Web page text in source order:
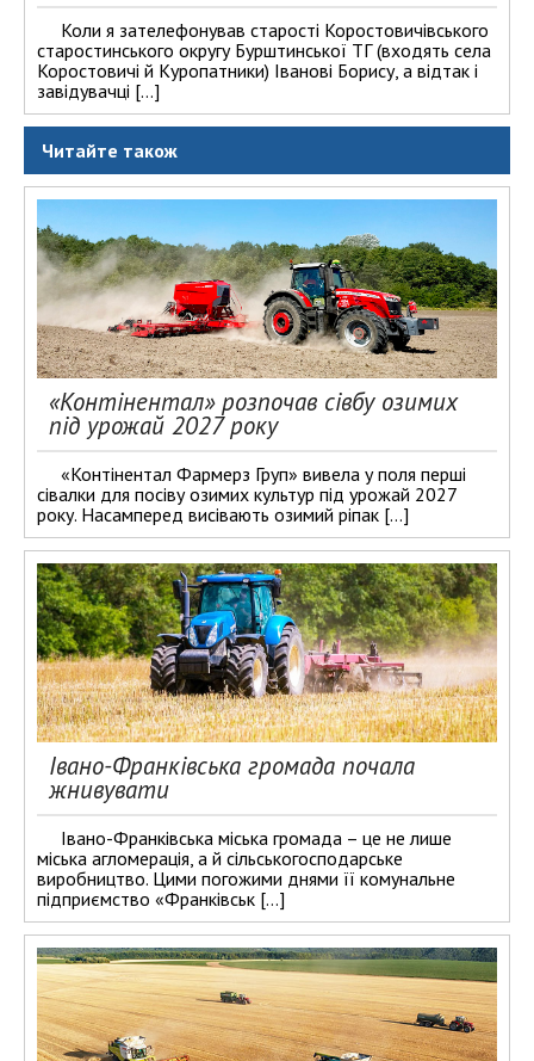
Коли я зателефонував старості Коростовичівського
старостинського округу Бурштинської ТГ (входять села
Коростовичі й Куропатники) Іванові Борису, а відтак і
завідувачці […]
Читайте також
«Контінентал» розпочав сівбу озимих
під урожай 2027 року
«Контінентал Фармерз Груп» вивела у поля перші
сівалки для посіву озимих культур під урожай 2027
року. Насамперед висівають озимий ріпак […]
Івано-Франківська громада почала
жнивувати
Івано-Франківська міська громада – це не лише
міська агломерація, а й сільськогосподарське
виробництво. Цими погожими днями її комунальне
підприємство «Франківськ […]